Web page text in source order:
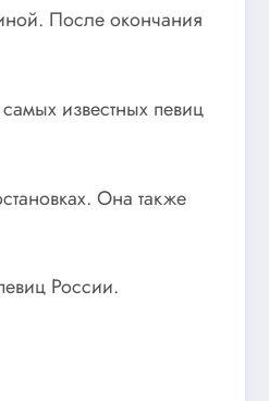
После окончания
известных певиц
Она также
России.